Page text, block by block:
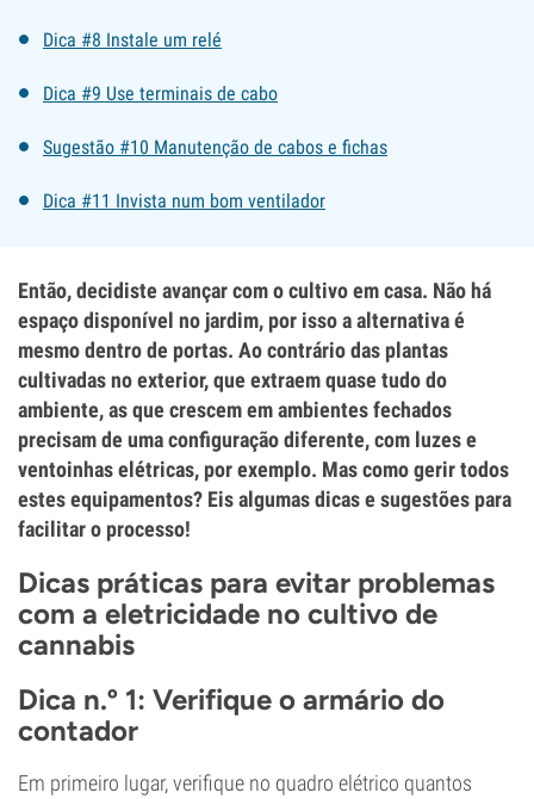
Dica #8 Instale um relé
Dica #9 Use terminais de cabo
Sugestão #10 Manutenção de cabos e fichas
Dica #11 Invista num bom ventilador
Então, decidiste avançar com o cultivo em casa. Não há
espaço disponível no jardim, por isso a alternativa é
mesmo dentro de portas. Ao contrário das plantas
cultivadas no exterior, que extraem quase tudo do
ambiente, as que crescem em ambientes fechados
precisam de uma configuração diferente, com luzes e
ventoinhas elétricas, por exemplo. Mas como gerir todos
estes equipamentos? Eis algumas dicas e sugestões para
facilitar o processo!
Dicas práticas para evitar problemas
com a eletricidade no cultivo de
cannabis
Dica n.º 1: Verifique o armário do
contador
Em primeiro lugar, verifique no quadro elétrico quantos